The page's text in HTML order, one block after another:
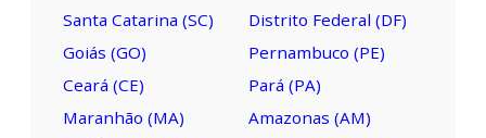
Santa Catarina (SC)
Distrito Federal (DF)
Goiás (GO)
Pernambuco (PE)
Ceará (CE)
Pará (PA)
Maranhão (MA)
Amazonas (AM)